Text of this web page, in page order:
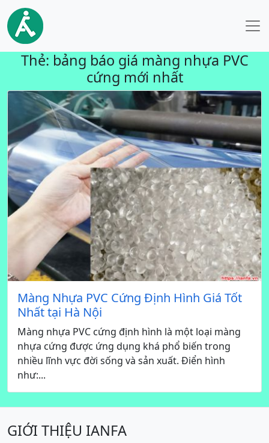
Thẻ: bảng báo giá màng nhựa PVC
cứng mới nhất
Màng Nhựa PVC Cứng Định Hình Giá Tốt
Nhất tại Hà Nội
Màng nhựa PVC cứng định hình là một loại màng
nhựa cứng được ứng dụng khá phổ biến trong
nhiều lĩnh vực đời sống và sản xuất. Điển hình
như:...
GIỚI THIỆU IANFA